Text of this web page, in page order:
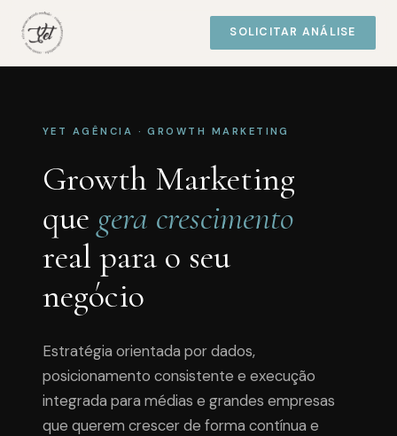
SOLICITAR ANÁLISE
YET AGÊNCIA · GROWTH MARKETING
Growth Marketing
que gera crescimento
real para o seu
negócio
Estratégia orientada por dados,
posicionamento consistente e execução
integrada para médias e grandes empresas
que querem crescer de forma contínua e